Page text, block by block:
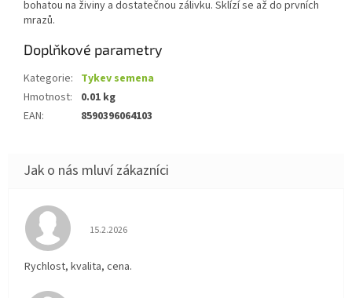
bohatou na živiny a dostatečnou zálivku. Sklízí se až do prvních
mrazů.
Doplňkové parametry
Kategorie: Tykev semena
Hmotnost:
0.01 kg
EAN: 8590396064103
Hodnocení obchodu je 5 z 5 hvězdiček.
15.2.2026
Rychlost, kvalita, cena.